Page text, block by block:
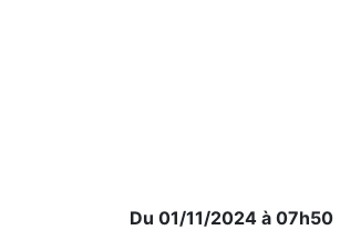
Du 01/11/2024 à 07h50